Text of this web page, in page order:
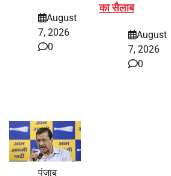
August
7, 2026
0
का सैलाब
August
7, 2026
0
पंजाब